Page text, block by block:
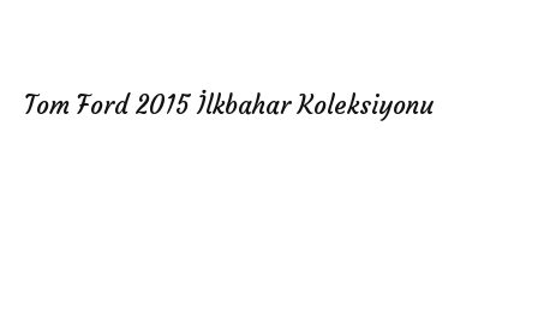
Tom Ford 2015 İlkbahar Koleksiyonu